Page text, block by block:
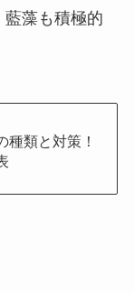
藍藻も積極的
種類と対策！